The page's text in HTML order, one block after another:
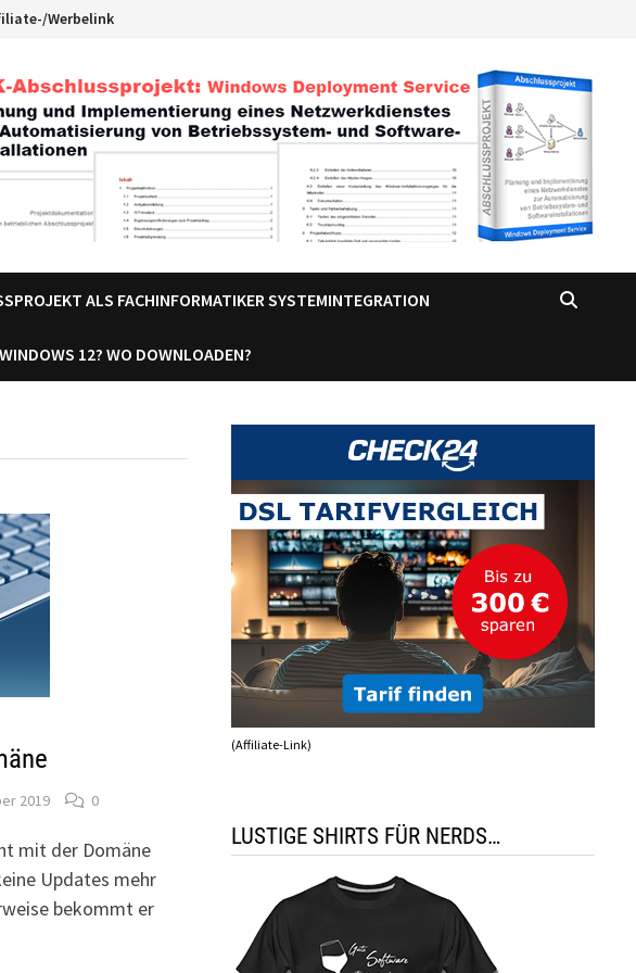
Werbelink
ALS FACHINFORMATIKER SYSTEMINTEGRATION
12? WO DOWNLOADEN?
2019 0
mit der Domäne
Updates mehr
bekommt er
(Affiliate-Link)
LUSTIGE SHIRTS FÜR NERDS…